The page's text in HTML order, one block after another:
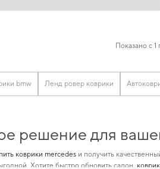
Показано с 1
bmw Ленд ровер коврики
решение для
коврики mercedes и получить
Хотите быстро обновить салон,